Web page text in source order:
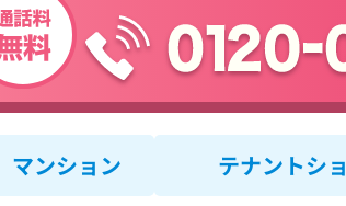
マンション テナントシ